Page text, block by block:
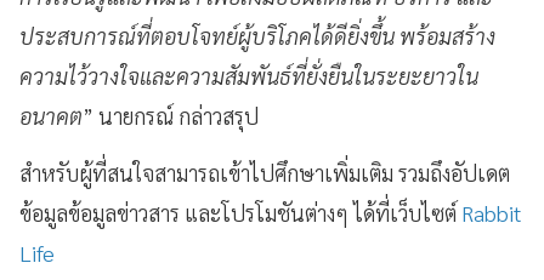
ประสบการณ์ที่ตอบโจทย์ผู้บริโภคได้ดียิ่งขึ้น พร้อมสร้าง
ความไว้วางใจและความสัมพันธ์ที่ยั่งยืนในระยะยาวใน
อนาคต” นายกรณ์ กล่าวสรุป
สำหรับผู้ที่สนใจสามารถเข้าไปศึกษาเพิ่มเติม รวมถึงอัปเดต
ข้อมูลข้อมูลข่าวสาร และโปรโมชันต่างๆ ได้ที่เว็บไซต์ Rabbit
Life